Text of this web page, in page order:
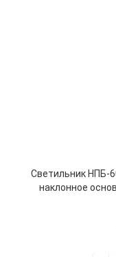
Светильник НПБ-
наклонное